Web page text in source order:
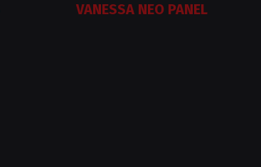
VANESSA NEO PANEL